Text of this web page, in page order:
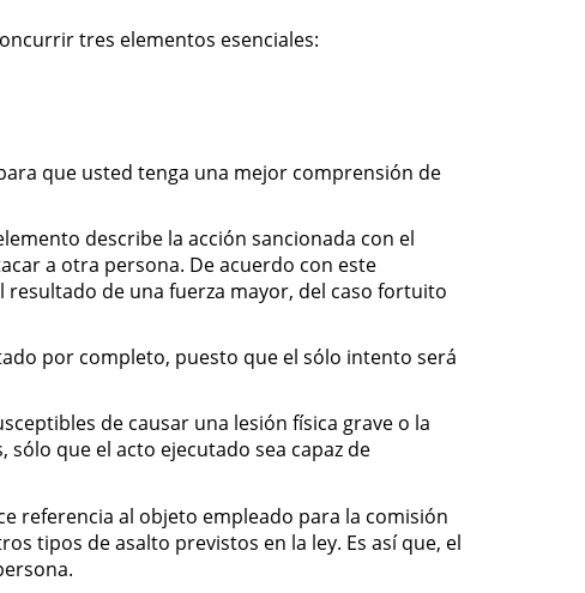
tres elementos esenciales:
que usted tenga una mejor comprensión de
describe la acción sancionada con el
a otra persona. De acuerdo con este
de una fuerza mayor, del caso fortuito
por completo, puesto que el sólo intento será
de causar una lesión física grave o la
que el acto ejecutado sea capaz de
referencia al objeto empleado para la comisión
tipos de asalto previstos en la ley. Es así que, el